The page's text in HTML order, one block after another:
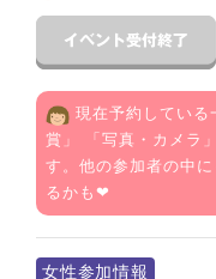
現在予約している
賞 」 「 写真・カメラ
す。他の参加者の中
るかも❤
女性参加情報